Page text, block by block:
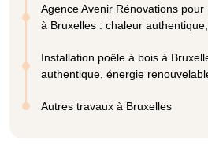
Agence Avenir Rénovations
à Bruxelles : chaleur
Installation poêle à bois à
authentique, énergie
Autres travaux à Bruxelles